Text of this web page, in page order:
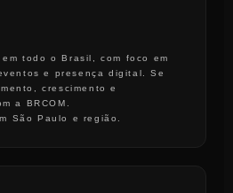
em todo o Brasil, com foco em
e presença digital. Se
crescimento e
a BRCOM.
São Paulo e região.